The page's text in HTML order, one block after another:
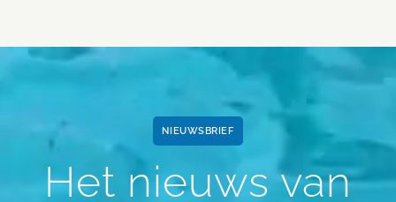
Videospeler
NIEUWSBRIEF
Het nieuws van